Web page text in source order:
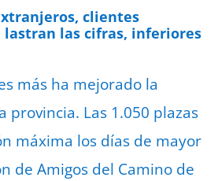
clientes
lastran las cifras, inferiores
más ha mejorado la
provincia. Las 1.050 plazas
máxima los días de mayor
de Amigos del Camino de